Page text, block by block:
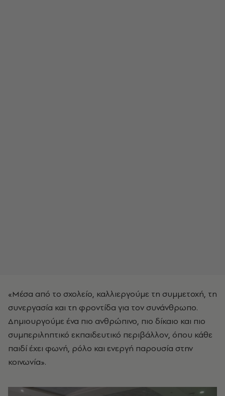
«Μέσα από το σχολείο, καλλιεργούμε τη συμμετοχή, τη
συνεργασία και τη φροντίδα για τον συνάνθρωπο.
Δημιουργούμε ένα πιο ανθρώπινο, πιο δίκαιο και πιο
συμπεριληπτικό εκπαιδευτικό περιβάλλον, όπου κάθε
παιδί έχει φωνή, ρόλο και ενεργή παρουσία στην
κοινωνία».